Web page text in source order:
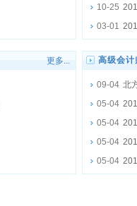
10-25
03-01
更多... 高级会
09-04 北
05-04
05-04
05-04
05-04